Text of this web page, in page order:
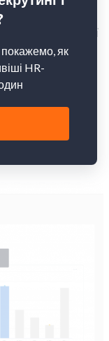
для посади, якої
зарплат з ІТ-